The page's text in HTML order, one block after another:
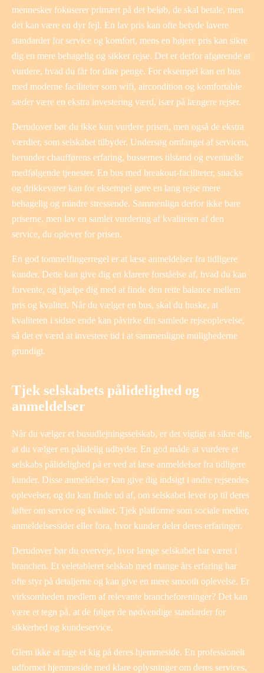
mennesker fokuserer primært på det beløb, de skal betale, men
det kan være en dyr fejl. En lav pris kan ofte betyde lavere
standarder for service og komfort, mens en højere pris kan sikre
dig en mere behagelig og sikker rejse. Det er derfor afgørende at
vurdere, hvad du får for dine penge. For eksempel kan en bus
med moderne faciliteter som wifi, aircondition og komfortable
sæder være en ekstra investering værd, især på længere rejser.
Derudover bør du ikke kun vurdere prisen, men også de ekstra
værdier, som selskabet tilbyder. Undersøg omfanget af servicen,
herunder chaufførens erfaring, bussernes tilstand og eventuelle
medfølgende tjenester. En bus med breakout-faciliteter, snacks
og drikkevarer kan for eksempel gøre en lang rejse mere
behagelig og mindre stressende. Sammenlign derfor ikke bare
priserne, men lav en samlet vurdering af kvaliteten af den
service, du oplever for prisen.
En god tommelfingerregel er at læse anmeldelser fra tidligere
kunder. Dette kan give dig en klarere forståelse af, hvad du kan
forvente, og hjælpe dig med at finde den rette balance mellem
pris og kvalitet. Når du vælger en bus, skal du huske, at
kvaliteten i sidste ende kan påvirke din samlede rejseoplevelse,
så det er værd at investere tid i at sammenligne mulighederne
grundigt.
Tjek selskabets pålidelighed og
anmeldelser
Når du vælger et busudlejningsselskab, er det vigtigt at sikre dig,
at du vælger en pålidelig udbyder. En god måde at vurdere et
selskabs pålidelighed på er ved at læse anmeldelser fra tidligere
kunder. Disse anmeldelser kan give dig indsigt i andre rejsendes
oplevelser, og du kan finde ud af, om selskabet lever op til deres
løfter om service og kvalitet. Tjek platforme som sociale medier,
anmeldelsessider eller fora, hvor kunder deler deres erfaringer.
Derudover bør du overveje, hvor længe selskabet har været i
branchen. Et veletableret selskab med mange års erfaring har
ofte styr på detaljerne og kan give en mere smooth oplevelse. Er
virksomheden medlem af relevante brancheforeninger? Det kan
være et tegn på, at de følger de nødvendige standarder for
sikkerhed og kundeservice.
Glem ikke at tage et kig på deres hjemmeside. En professionelt
udformet hjemmeside med klare oplysninger om deres services,